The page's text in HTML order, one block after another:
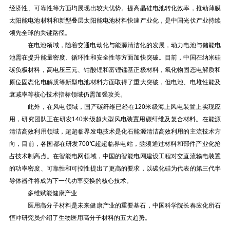
经济性、可靠性等方面均展现出较大优势。提高晶硅电池转化效率，推动薄膜
太阳能电池材料和新型叠层太阳能电池材料快速产业化，是中国光伏产业持续
领先全球的关键路径。
在电池领域，随着交通电动化与能源清洁化的发展，动力电池与储能电
池需在提升能量密度、循环性和安全性等方面加快突破。目前，中国在纳米硅
碳负极材料，高电压三元、钴酸锂和富锂锰基正极材料，氧化物固态电解质和
原位固态化电解质等新型电池材料方面取得了重大突破，但电池、电堆性能及
衰减率等核心技术指标领域仍需加强攻关。
此外，在风电领域，国产碳纤维已经在120米级海上风电装置上实现应
用，研究团队正在研发140米级超大型风电装置用碳纤维及复合材料。在能源
清洁高效利用领域，超超临界发电技术是化石能源清洁高效利用的主流技术方
向，目前，各国都在研发700℃超超临界电站，亟须通过材料和部件产业化抢
占技术制高点。在智能电网领域，中国的智能电网建设工程对交直流输电装置
的功率密度、可靠性和可控性提出了更高的要求，以碳化硅为代表的第三代半
导体器件将成为下一代功率变换的核心技术。
多维赋能健康产业
医用高分子材料是未来健康产业的重要基石，中国科学院长春应化所石
恒冲研究员介绍了生物医用高分子材料的五大趋势。